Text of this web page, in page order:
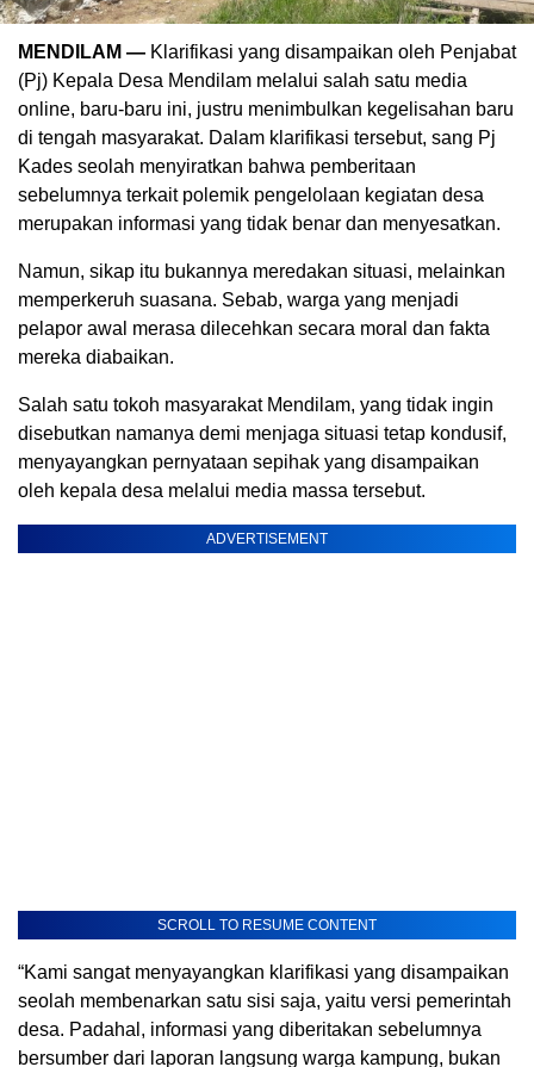
MENDILAM — Klarifikasi yang disampaikan oleh Penjabat
(Pj) Kepala Desa Mendilam melalui salah satu media
online, baru-baru ini, justru menimbulkan kegelisahan baru
di tengah masyarakat. Dalam klarifikasi tersebut, sang Pj
Kades seolah menyiratkan bahwa pemberitaan
sebelumnya terkait polemik pengelolaan kegiatan desa
merupakan informasi yang tidak benar dan menyesatkan.
Namun, sikap itu bukannya meredakan situasi, melainkan
memperkeruh suasana. Sebab, warga yang menjadi
pelapor awal merasa dilecehkan secara moral dan fakta
mereka diabaikan.
Salah satu tokoh masyarakat Mendilam, yang tidak ingin
disebutkan namanya demi menjaga situasi tetap kondusif,
menyayangkan pernyataan sepihak yang disampaikan
oleh kepala desa melalui media massa tersebut.
ADVERTISEMENT
SCROLL TO RESUME CONTENT
“Kami sangat menyayangkan klarifikasi yang disampaikan
seolah membenarkan satu sisi saja, yaitu versi pemerintah
desa. Padahal, informasi yang diberitakan sebelumnya
bersumber dari laporan langsung warga kampung, bukan